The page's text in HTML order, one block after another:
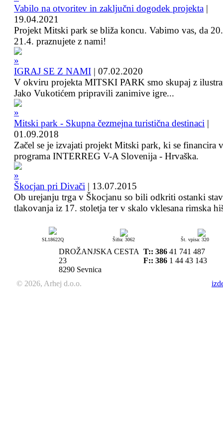
Vabilo na otvoritev in zaključni dogodek projekta |
19.04.2021
Projekt Mitski park se bliža koncu. Vabimo vas, da
21.4. praznujete z nami!
IGRAJ SE Z NAMI | 07.02.2020
V okviru projekta MITSKI PARK smo skupaj z
Jako Vukotićem pripravili zanimive igre...
Mitski park - Skupna čezmejna turistična destinaci |
01.09.2018
Začel se je izvajati projekt Mitski park, ki se financira
programa INTERREG V-A Slovenija - Hrvaška.
Škocjan pri Divači | 13.07.2015
Ob urejanju trga v Škocjanu so bili odkriti ostanki
tlakovanja iz 17. stoletja ter v skalo vklesana rimska
SL18622Q Šifra: 3062 Št. vpisa: 320
DROŽANJSKA CESTA
23
8290 Sevnica
T:: 386 41 741 487
F:: 386 1 44 43 143
© 2026, Arhej d.o.o.